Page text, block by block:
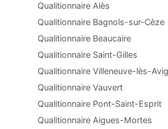
Qualitionnaire Alès
Qualitionnaire Bagnols-sur-Cèze
Qualitionnaire Beaucaire
Qualitionnaire Saint-Gilles
Qualitionnaire Villeneuve-lès-
Qualitionnaire Vauvert
Qualitionnaire Pont-Saint-Esprit
Qualitionnaire Aigues-Mortes